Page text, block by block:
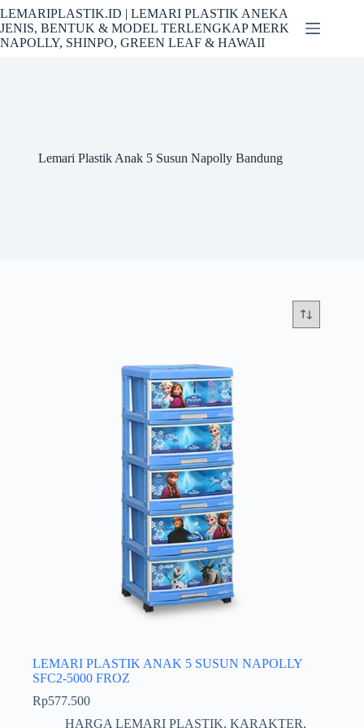
Skip
to
content
LEMARIPLASTIK.ID | LEMARI PLASTIK ANEKA
JENIS, BENTUK & MODEL TERLENGKAP MERK
NAPOLLY, SHINPO, GREEN LEAF & HAWAII
Lemari Plastik Anak 5 Susun Napolly Bandung
LEMARI PLASTIK ANAK 5 SUSUN NAPOLLY
SFC2-5000 FROZ
Rp577.500
HARGA LEMARI PLASTIK, KARAKTER,